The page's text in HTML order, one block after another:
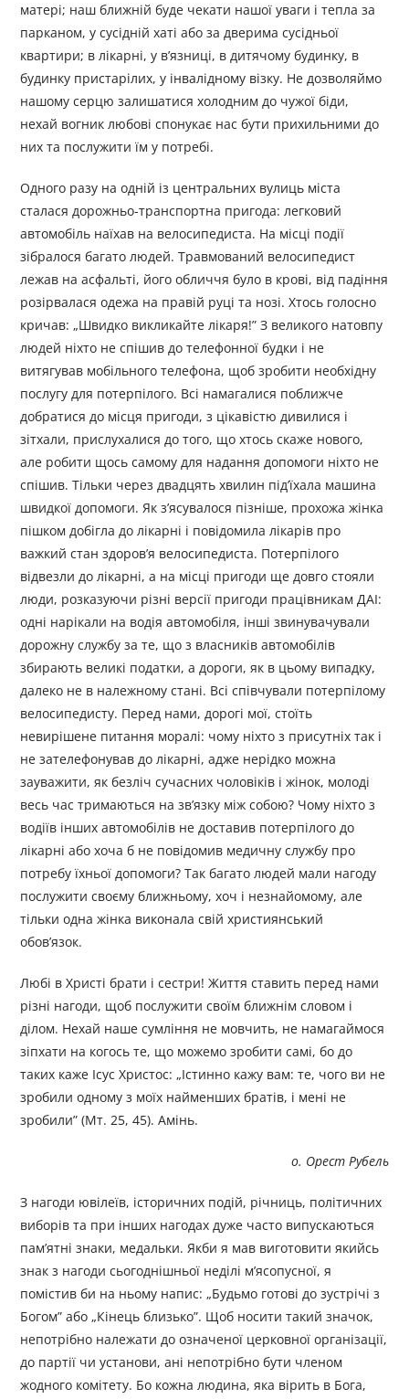
матері; наш ближній буде чекати нашої уваги і тепла за
парканом, у сусідній хаті або за дверима сусідньої
квартири; в лікарні, у в’язниці, в дитячому будинку, в
будинку пристарілих, у інвалідному візку. Не дозволяймо
нашому серцю залишатися холодним до чужої біди,
нехай вогник любові спонукає нас бути прихильними до
них та послужити їм у потребі.
Одного разу на одній із центральних вулиць міста
сталася дорожньо-транспортна пригода: легковий
автомобіль наїхав на велосипедиста. На місці події
зібралося багато людей. Травмований велосипедист
лежав на асфальті, його обличчя було в крові, від падіння
розірвалася одежа на правій руці та нозі. Хтось голосно
кричав: „Швидко викликайте лікаря!” З великого натовпу
людей ніхто не спішив до телефонної будки і не
витягував мобільного телефона, щоб зробити необхідну
послугу для потерпілого. Всі намагалися поближче
добратися до місця пригоди, з цікавістю дивилися і
зітхали, прислухалися до того, що хтось скаже нового,
але робити щось самому для надання допомоги ніхто не
спішив. Тільки через двадцять хвилин під’їхала машина
швидкої допомоги. Як з’ясувалося пізніше, прохожа жінка
пішком добігла до лікарні і повідомила лікарів про
важкий стан здоров’я велосипедиста. Потерпілого
відвезли до лікарні, а на місці пригоди ще довго стояли
люди, розказуючи різні версії пригоди працівникам ДАІ:
одні нарікали на водія автомобіля, інші звинувачували
дорожну службу за те, що з власників автомобілів
збирають великі податки, а дороги, як в цьому випадку,
далеко не в належному стані. Всі співчували потерпілому
велосипедисту. Перед нами, дорогі мої, стоїть
невирішене питання моралі: чому ніхто з присутніх так і
не зателефонував до лікарні, адже нерідко можна
зауважити, як безліч сучасних чоловіків і жінок, молоді
весь час тримаються на зв’язку між собою? Чому ніхто з
водіїв інших автомобілів не доставив потерпілого до
лікарні або хоча б не повідомив медичну службу про
потребу їхньої допомоги? Так багато людей мали нагоду
послужити своєму ближньому, хоч і незнайомому, але
тільки одна жінка виконала свій християнський
обов’язок.
Любі в Христі брати і сестри! Життя ставить перед нами
різні нагоди, щоб послужити своїм ближнім словом і
ділом. Нехай наше сумління не мовчить, не намагаймося
зіпхати на когось те, що можемо зробити самі, бо до
таких каже Ісус Христос: „Істинно кажу вам: те, чого ви не
зробили одному з моїх найменших братів, і мені не
зробили” (Мт. 25, 45). Амінь.
о. Орест Рубель
З нагоди ювілеїв, історичних подій, річниць, політичних
виборів та при інших нагодах дуже часто випускаються
пам’ятні знаки, медальки. Якби я мав виготовити якийсь
знак з нагоди сьогоднішньої неділі м’ясопусної, я
помістив би на ньому напис: „Будьмо готові до зустрічі з
Богом” або „Кiнець близько”. Щоб носити такий значок,
непотрібно належати до означеної церковної організації,
до партії чи установи, ані непотрібно бути членом
жодного комітету. Бо кожна людина, яка вірить в Бога,